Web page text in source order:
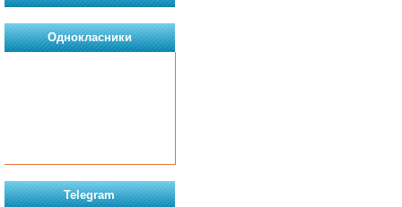
Однокласники
Telegram